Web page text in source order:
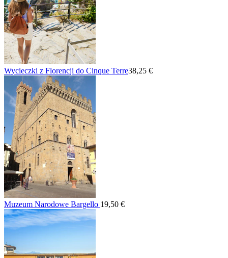
Wycieczki z Florencji do Cinque Terre38,25 €
Muzeum Narodowe Bargello 19,50 €